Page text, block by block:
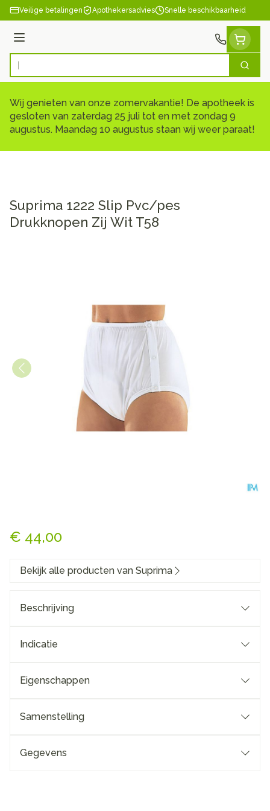
Ga naar de inhoud
Veilige betalingen Apothekersadvies Snelle beschikbaarheid
Menu
Product, merk, categorie... Zoek
Wij genieten van onze zomervakantie! De apotheek is
gesloten van zaterdag 25 juli tot en met zondag 9
augustus. Maandag 10 augustus staan wij weer paraat!
Suprima 1222 Slip Pvc/pes
Drukknopen Zij Wit T58
€ 44,00
Bekijk alle producten van Suprima
Beschrijving
Indicatie
Eigenschappen
Samenstelling
Gegevens